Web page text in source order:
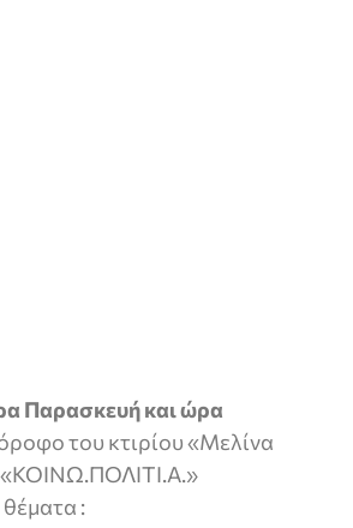
Παρασκευή και ώρα
του κτιρίου «Μελίνα
: